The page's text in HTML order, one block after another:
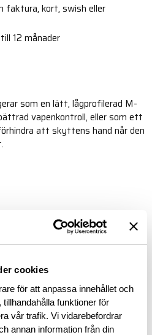
cookies
för att anpassa innehållet och
funktioner för
vår trafik. Vi vidarebefordrar
annan information från din
faktura, kort, swish eller
12 månader
som en lätt, lågprofilerad M-
vapenkontroll, eller som ett
att skyttens hand når den